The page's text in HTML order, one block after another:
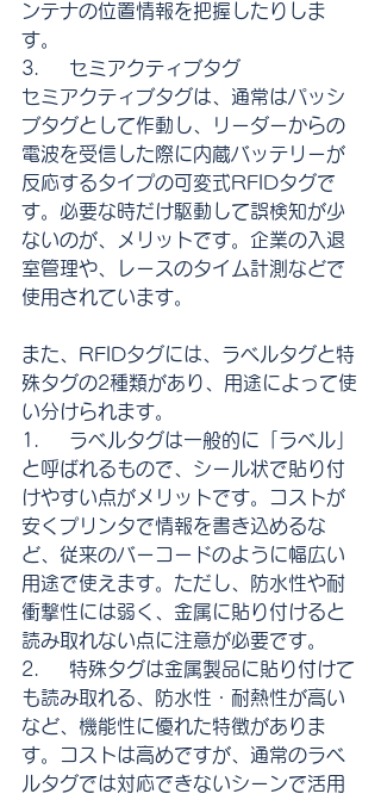
ンテナの位置情報を把握したりしま
す。
3.     セミアクティブタグ
セミアクティブタグは、通常はパッシ
ブタグとして作動し、リーダーからの
電波を受信した際に内蔵バッテリーが
反応するタイプの可変式RFIDタグで
す。必要な時だけ駆動して誤検知が少
ないのが、メリットです。企業の入退
室管理や、レースのタイム計測などで
使用されています。
また、RFIDタグには、ラベルタグと特
殊タグの2種類があり、用途によって使
い分けられます。
1.     ラベルタグは一般的に「ラベル」
と呼ばれるもので、シール状で貼り付
けやすい点がメリットです。コストが
安くプリンタで情報を書き込めるな
ど、従来のバーコードのように幅広い
用途で使えます。ただし、防水性や耐
衝撃性には弱く、金属に貼り付けると
読み取れない点に注意が必要です。
2.     特殊タグは金属製品に貼り付けて
も読み取れる、防水性・耐熱性が高い
など、機能性に優れた特徴がありま
す。コストは高めですが、通常のラベ
ルタグでは対応できないシーンで活用